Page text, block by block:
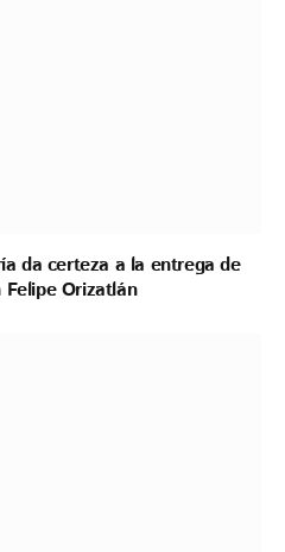
da certeza a la entrega de
Orizatlán